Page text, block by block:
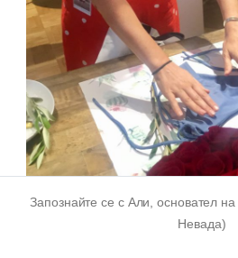
Запознайте се с Али, основател на
Невада)